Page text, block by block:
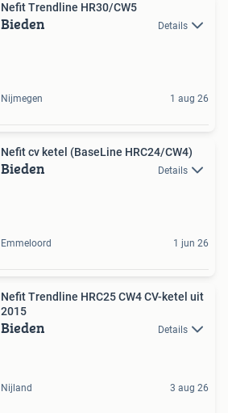
Nefit Trendline HR30/CW5
Bieden Details
Nijmegen 1 aug 26
Nefit cv ketel (BaseLine HRC24/CW4)
Bieden Details
Emmeloord 1 jun 26
Nefit Trendline HRC25 CW4 CV-ketel uit
2015
Bieden Details
Nijland 3 aug 26